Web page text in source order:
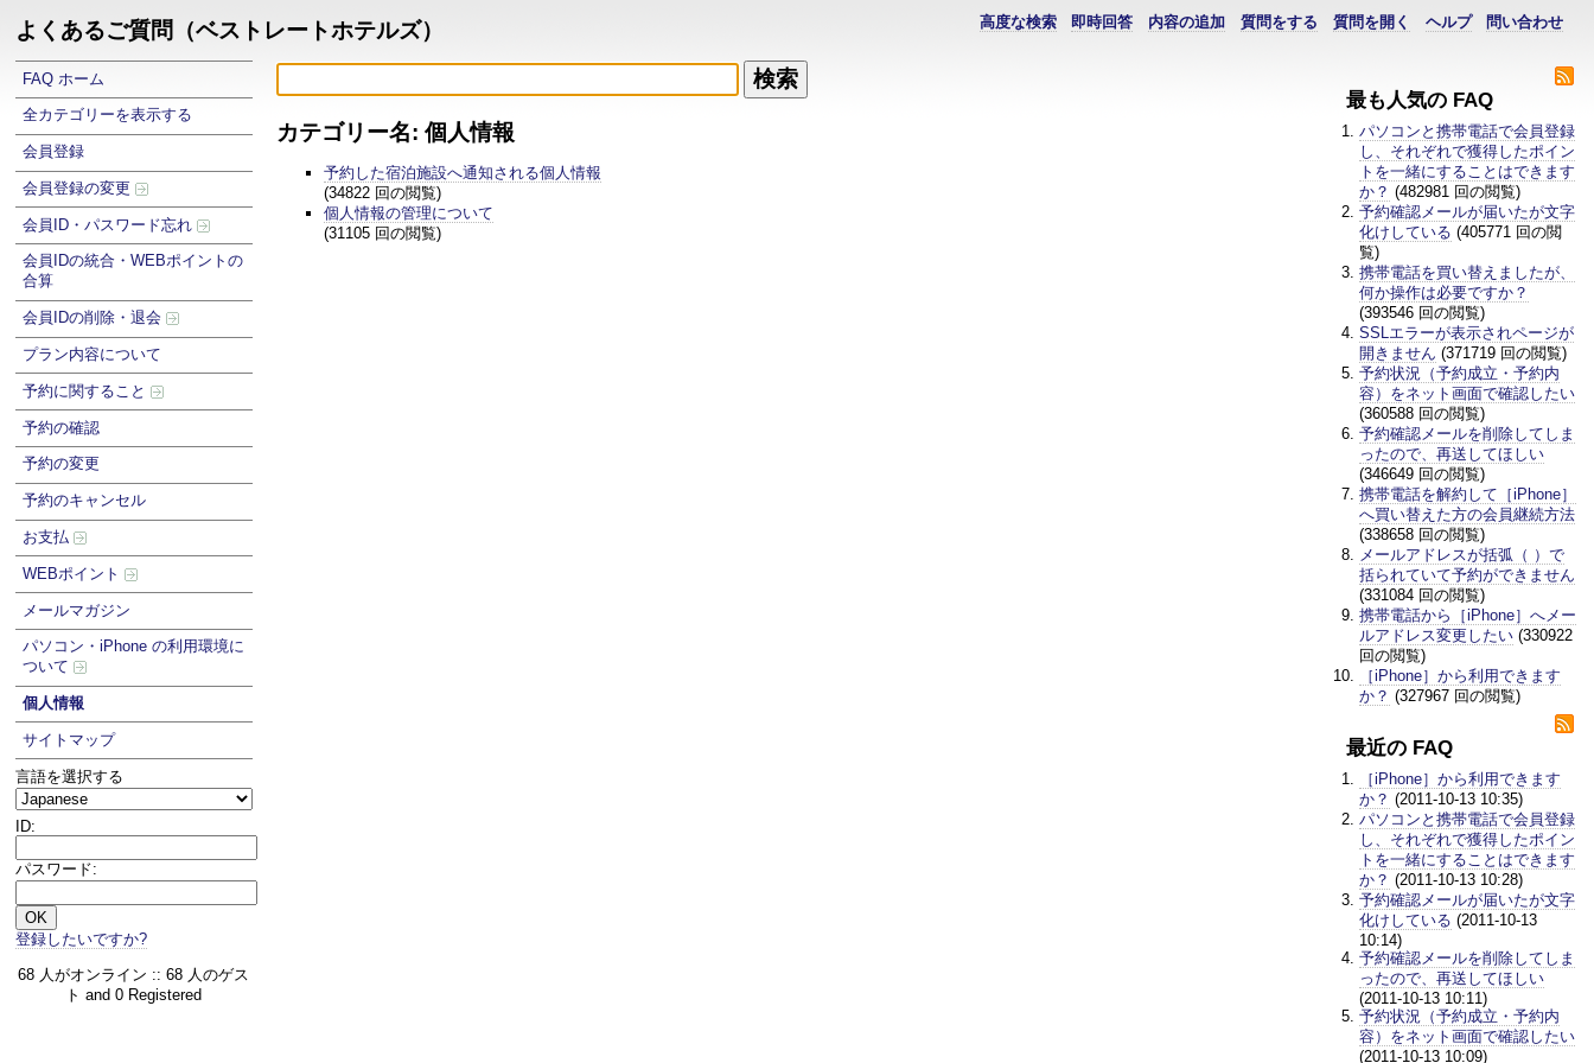
よくあるご質問（ベストレートホテルズ） 問い合わせ
ヘルプ
質問を開く
質問をする
内容の追加
即時回答
高度な検索
FAQ ホーム
全カテゴリーを表示する
会員登録
会員登録の変更
会員ID・パスワード忘れ
会員IDの統合・WEBポイントの
合算
会員IDの削除・退会
プラン内容について
予約に関すること
予約の確認
予約の変更
予約のキャンセル
お支払
WEBポイント
メールマガジン
パソコン・iPhone の利用環境に
ついて
個人情報
サイトマップ
言語を選択する
ID:
パスワード:
登録したいですか?
68 人がオンライン :: 68 人のゲス
ト and 0 Registered
最も人気の FAQ
パソコンと携帯電話で会員登録
し、それぞれで獲得したポイン
トを一緒にすることはできます
か？ (482981 回の閲覧)
予約確認メールが届いたが文字
化けしている (405771 回の閲
覧)
携帯電話を買い替えましたが、
何か操作は必要ですか？
(393546 回の閲覧)
SSLエラーが表示されページが
開きません (371719 回の閲覧)
予約状況（予約成立・予約内
容）をネット画面で確認したい
(360588 回の閲覧)
予約確認メールを削除してしま
ったので、再送してほしい
(346649 回の閲覧)
携帯電話を解約して［iPhone］
へ買い替えた方の会員継続方法
(338658 回の閲覧)
メールアドレスが括弧（ ）で
括られていて予約ができません
(331084 回の閲覧)
携帯電話から［iPhone］へメー
ルアドレス変更したい (330922
回の閲覧)
［iPhone］から利用できます
か？ (327967 回の閲覧)
最近の FAQ
［iPhone］から利用できます
か？ (2011-10-13 10:35)
パソコンと携帯電話で会員登録
し、それぞれで獲得したポイン
トを一緒にすることはできます
か？ (2011-10-13 10:28)
予約確認メールが届いたが文字
化けしている (2011-10-13
10:14)
予約確認メールを削除してしま
ったので、再送してほしい
(2011-10-13 10:11)
予約状況（予約成立・予約内
容）をネット画面で確認したい
(2011-10-13 10:09)
カテゴリー名: 個人情報
予約した宿泊施設へ通知される個人情報
(34822 回の閲覧)
個人情報の管理について
(31105 回の閲覧)